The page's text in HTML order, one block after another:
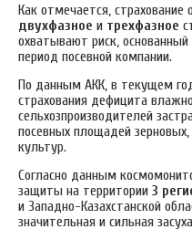
Как отмечается, страхование
двухфазное и трехфазное
охватывают риск,
период посевной компании.
По данным АКК, в текущем
страхования дефицита
сельхозпроизводителей
посевных площадей
культур.
Согласно данным
защиты на территории 3
и Западно-Казахстанской
значительная и сильная